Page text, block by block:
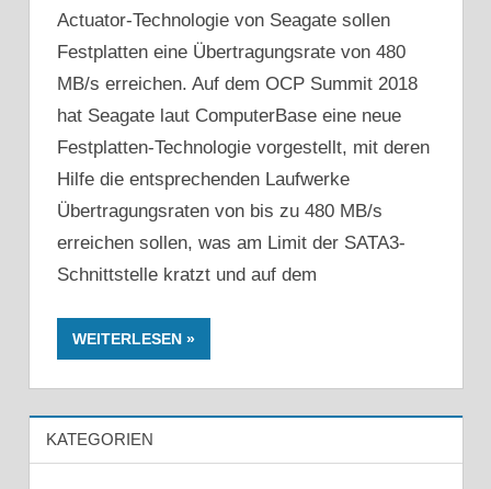
Actuator-Technologie von Seagate sollen
Festplatten eine Übertragungsrate von 480
MB/s erreichen. Auf dem OCP Summit 2018
hat Seagate laut ComputerBase eine neue
Festplatten-Technologie vorgestellt, mit deren
Hilfe die entsprechenden Laufwerke
Übertragungsraten von bis zu 480 MB/s
erreichen sollen, was am Limit der SATA3-
Schnittstelle kratzt und auf dem
WEITERLESEN
KATEGORIEN